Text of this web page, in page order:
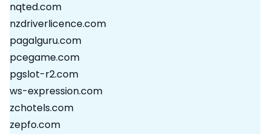
nqted.com
nzdriverlicence.com
pagalguru.com
pcegame.com
pgslot-r2.com
ws-expression.com
zchotels.com
zepfo.com